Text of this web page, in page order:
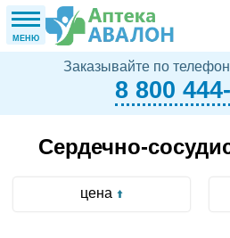
МЕНЮ
Заказывайте по
8 800
Сердечно-
цена